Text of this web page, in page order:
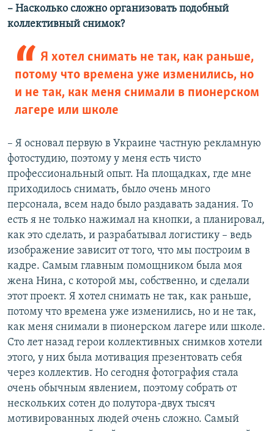
– Насколько сложно организовать подобный
коллективный снимок?
Я хотел снимать не так, как раньше,
потому что времена уже изменились, но
и не так, как меня снимали в пионерском
лагере или школе
– Я основал первую в Украине частную рекламную
фотостудию, поэтому у меня есть чисто
профессиональный опыт. На площадках, где мне
приходилось снимать, было очень много
персонала, всем надо было раздавать задания. То
есть я не только нажимал на кнопки, а планировал,
как это сделать, и разрабатывал логистику – ведь
изображение зависит от того, что мы построим в
кадре. Самым главным помощником была моя
жена Нина, с которой мы, собственно, и сделали
этот проект. Я хотел снимать не так, как раньше,
потому что времена уже изменились, но и не так,
как меня снимали в пионерском лагере или школе.
Сто лет назад герои коллективных снимков хотели
этого, у них была мотивация презентовать себя
через коллектив. Но сегодня фотография стала
очень обычным явлением, поэтому собрать от
нескольких сотен до полутора-двух тысяч
мотивированных людей очень сложно. Самый